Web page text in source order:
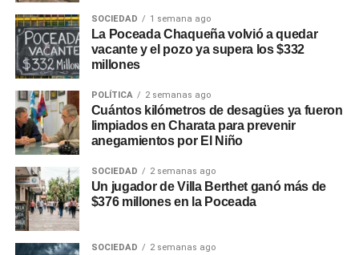
SOCIEDAD 1 semana ago
La Poceada Chaqueña volvió a quedar
vacante y el pozo ya supera los $332
millones
POLÍTICA 2 semanas ago
Cuántos kilómetros de desagües ya fueron
limpiados en Charata para prevenir
anegamientos por El Niño
SOCIEDAD 2 semanas ago
Un jugador de Villa Berthet ganó más de
$376 millones en la Poceada
SOCIEDAD 2 semanas ago